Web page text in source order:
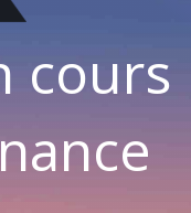
cours